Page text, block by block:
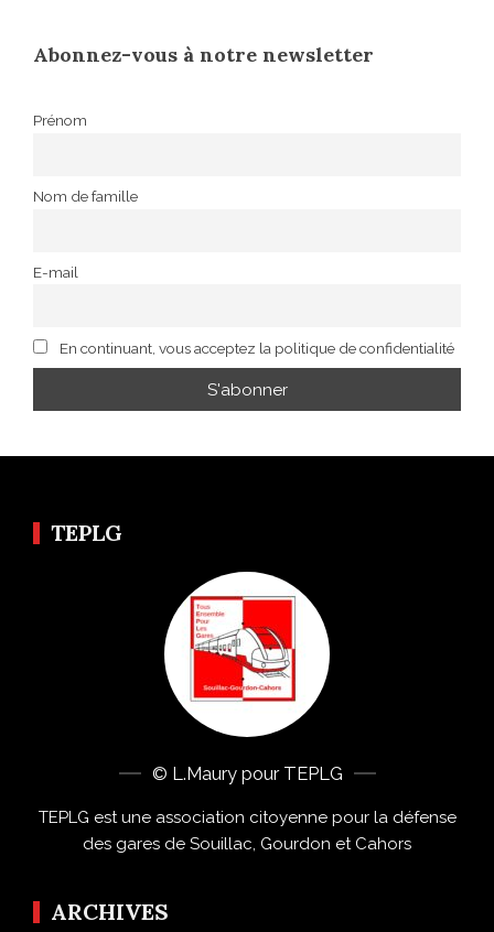
Abonnez-vous à notre newsletter
Prénom
Nom de famille
E-mail
En continuant, vous acceptez la politique de confidentialité
TEPLG
© L.Maury pour TEPLG
TEPLG est une association citoyenne pour la défense
des gares de Souillac, Gourdon et Cahors
ARCHIVES